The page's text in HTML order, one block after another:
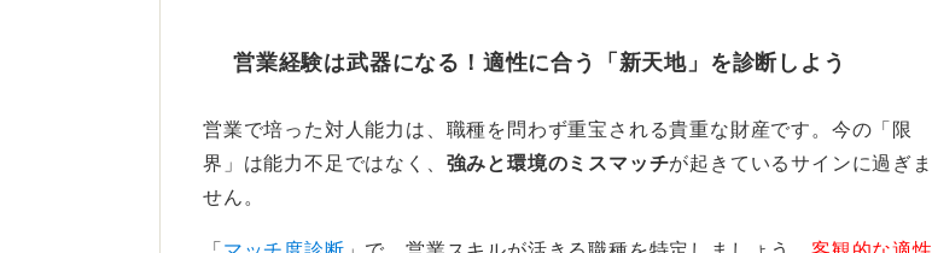
営業経験は武器になる！適性に合う「新天地」を診断しよう
営業で培った対人能力は、職種を問わず重宝される貴重な財産です。今の「限
界」は能力不足ではなく、 強みと環境のミスマッチが起きているサインに過ぎま
せん。